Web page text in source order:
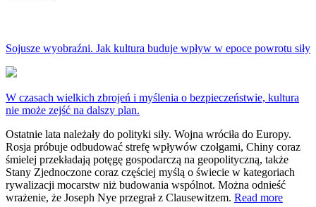
Sojusze wyobraźni. Jak kultura buduje wpływ w epoce powrotu siły
W czasach wielkich zbrojeń i myślenia o bezpieczeństwie, kultura
nie może zejść na dalszy plan.
Ostatnie lata należały do polityki siły. Wojna wróciła do Europy.
Rosja próbuje odbudować strefę wpływów czołgami, Chiny coraz
śmielej przekładają potęgę gospodarczą na geopolityczną, także
Stany Zjednoczone coraz częściej myślą o świecie w kategoriach
rywalizacji mocarstw niż budowania wspólnot. Można odnieść
wrażenie, że Joseph Nye przegrał z Clausewitzem. Read more